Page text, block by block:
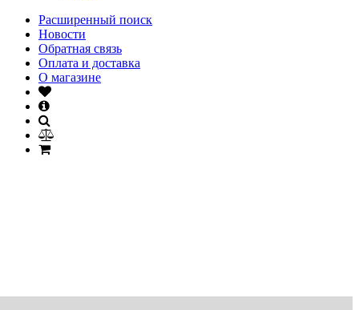
Расширенный поиск
Новости
Обратная связь
Оплата и доставка
О магазине